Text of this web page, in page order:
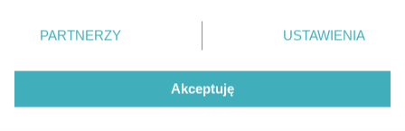
Facebook.com
Youtube.com
zmienić/wycofać klikając przycisk ustawień prywatności
znajdujący się w lewym dolnym rogu strony
. Niektóre
użytkownika, ale masz prawo sprzeciwić się takiemu
przetwarzaniu. Preferencje będą miały zastosowania tylko
PARTNERZY USTAWIENIA
Akceptuję